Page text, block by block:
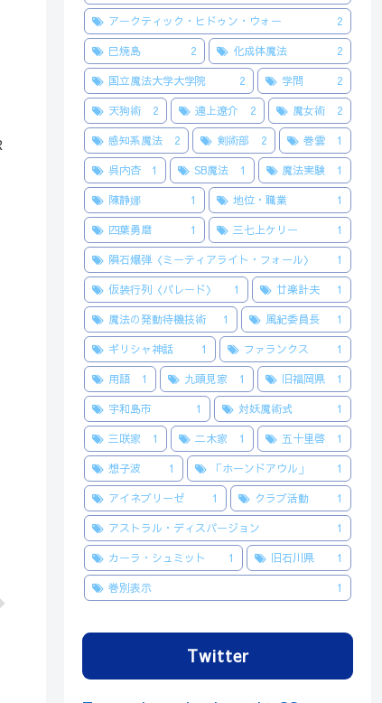
アークティック・ヒドゥン・ウォー 2
巳焼島 2 化成体魔法 2
国立魔法大学大学院 2 学問 2
天狗術 2 遠上遼介 2 魔女術 2
感知系魔法 2 剣術部 2 巻雲 1
呉内杏 1 SB魔法 1 魔法実験 1
陳静娜 1 地位・職業 1
四葉勇磨 1 三七上ケリー 1
隕石爆弾〈ミーティアライト・フォール〉 1
仮装行列〈パレード〉 1 廿楽計夫 1
魔法の発動待機技術 1 風紀委員長 1
ギリシャ神話 1 ファランクス 1
用語 1 九頭見家 1 旧福岡県 1
宇和島市 1 対妖魔術式 1
三咲家 1 二木家 1 五十里啓 1
想子波 1 「ホーンドアウル」 1
アイネブリーゼ 1 クラブ活動 1
アストラル・ディスパージョン 1
カーラ・シュミット 1 旧石川県 1
巻別表示 1
Twitter